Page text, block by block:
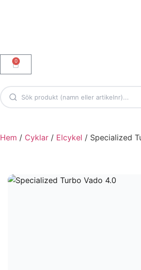
0
Hem / Cyklar / Elcykel / Specialized